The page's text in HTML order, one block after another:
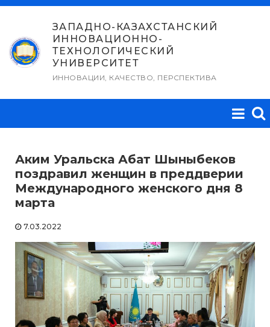
Перейти
содержимому
ЗАПАДНО-КАЗАХСТАНСКИЙ
ИННОВАЦИОННО-
ТЕХНОЛОГИЧЕСКИЙ
УНИВЕРСИТЕТ
ИННОВАЦИИ, КАЧЕСТВО, ПЕРСПЕКТИВА
Аким Уральска Абат Шыныбеков
поздравил женщин в преддверии
Международного женского дня 8
марта
7.03.2022